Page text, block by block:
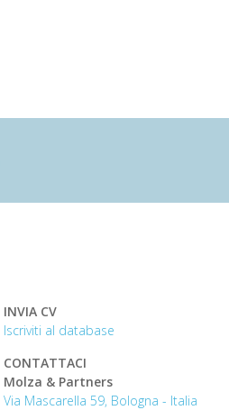
INVIA CV
Iscriviti al database
CONTATTACI
Molza & Partners
Via Mascarella 59, Bologna - Italia